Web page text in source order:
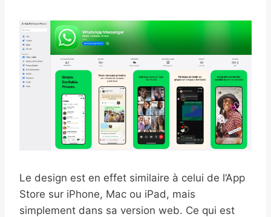
Le design est en effet similaire à celui de l’App
Store sur iPhone, Mac ou iPad, mais
simplement dans sa version web. Ce qui est